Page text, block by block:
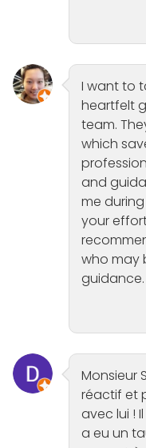
I want to
heartfelt
team.
which
and
me
your
who may
guidance.
Monsieur
réactif et
avec lui !
a eu un